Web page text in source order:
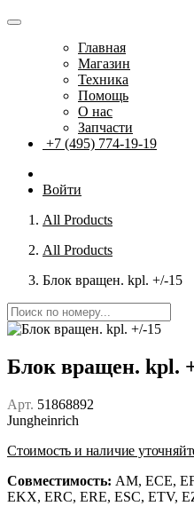
Главная
Магазин
Техника
Помощь
О нас
Запчасти
+7 (495) 774-19-19
Войти
All Products
All Products
Блок вращен. kpl. +/-15
Блок вращен. kpl.
Арт. 51868892
Jungheinrich
Стоимость и наличие
Совместимость: AM, ECE,
EKX, ERC, ERE, ESC, ETV,